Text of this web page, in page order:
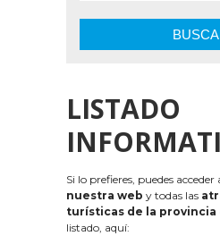
LISTADO
Si lo prefieres, puedes acceder
nuestra web y todas las
turísticas de la provincia
listado, aquí: